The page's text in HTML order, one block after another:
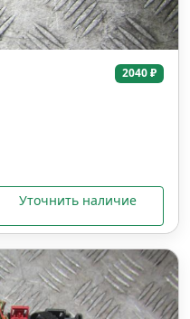
2040 ₽
Уточнить наличие